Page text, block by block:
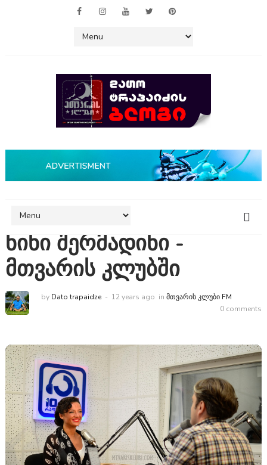
ნინი შერმადინი -
მთვარის კლუბში
by Dato trapaidze 12 years ago in ᲛᲗᲕᲐᲠᲘᲡ ᲙᲚᲣᲑᲘ FM
0 comments